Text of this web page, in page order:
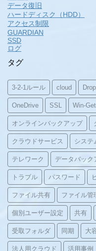
データ復旧
ハードディスク（HDD）
アクセス制限
GUARDIAN
SSD
ログ
タグ
3-2-1ルール cloud
OneDrive SSL Win-
オンラインバックアップ
クラウドサービス システ
テレワーク データバック
トラブル パスワード
ファイル共有 ファイル管
個別ユーザー設定 共有
受取フォルダ 同期 大
法人用クラウド 活用事例